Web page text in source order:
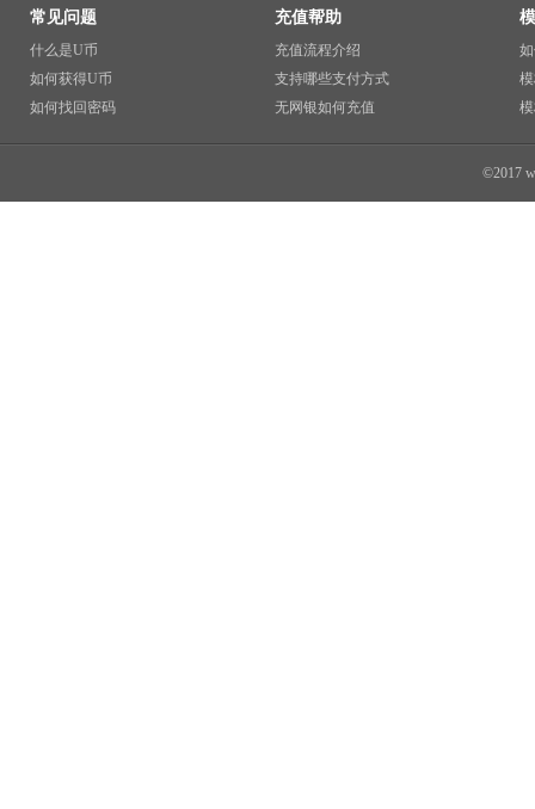
常见问题
什么是U币
如何获得U币
如何找回密码
充值帮助
充值流程介绍
支持哪些支付方式
无网银如何充值
©2017